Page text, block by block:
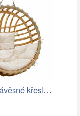
Proutěné závěsné křeslo Elis, přírodní…